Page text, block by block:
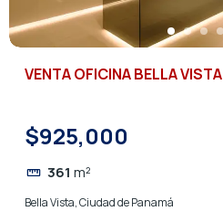
VENTA OFICINA BELLA VISTA
$925,000
361 m²
Bella Vista, Ciudad de Panamá